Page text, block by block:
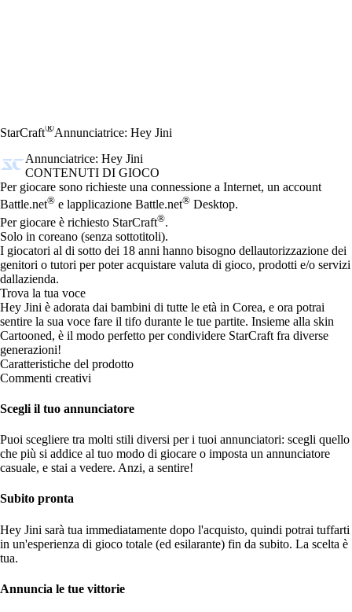
StarCraft®Annunciatrice: Hey Jini
Annunciatrice: Hey Jini
CONTENUTI DI GIOCO
Prezzo
Available actions
Per giocare sono richieste una connessione a Internet, un account
Battle.net® e lapplicazione Battle.net® Desktop.
Per giocare è richiesto StarCraft®.
Solo in coreano (senza sottotitoli).
I giocatori al di sotto dei 18 anni hanno bisogno dellautorizzazione dei
genitori o tutori per poter acquistare valuta di gioco, prodotti e/o servizi
dallazienda.
Trova la tua voce
Hey Jini è adorata dai bambini di tutte le età in Corea, e ora potrai
sentire la sua voce fare il tifo durante le tue partite. Insieme alla skin
Cartooned, è il modo perfetto per condividere StarCraft fra diverse
generazioni!
Caratteristiche del prodotto
Commenti creativi
Scegli il tuo annunciatore
Puoi scegliere tra molti stili diversi per i tuoi annunciatori: scegli quello
che più si addice al tuo modo di giocare o imposta un annunciatore
casuale, e stai a vedere. Anzi, a sentire!
Subito pronta
Hey Jini sarà tua immediatamente dopo l'acquisto, quindi potrai tuffarti
in un'esperienza di gioco totale (ed esilarante) fin da subito. La scelta è
tua.
Annuncia le tue vittorie